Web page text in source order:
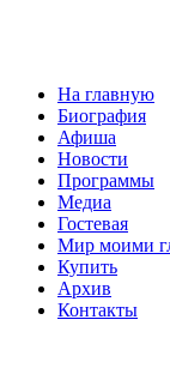
На главную
Биография
Афиша
Новости
Программы
Медиа
Гостевая
Мир моими
Купить
Архив
Контакты